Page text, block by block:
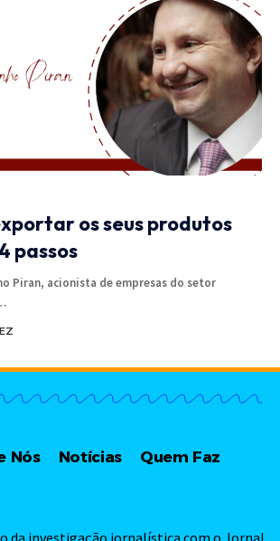
os seus produtos
passos
Piran, acionista de empresas do setor
Nós Notícias Quem Faz
da investigação jornalística com o Jornal